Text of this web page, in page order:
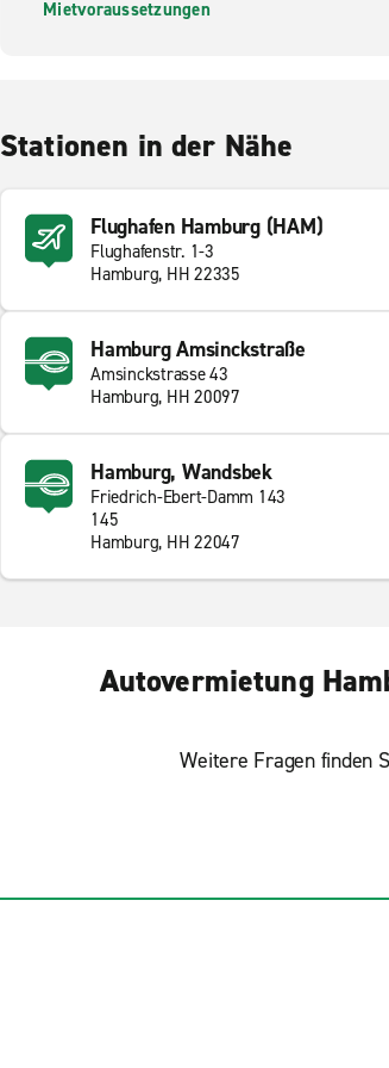
Mietvoraussetzungen
Stationen in der Nähe
Flughafen Hamburg (HAM)
Flughafenstr. 1-3
Hamburg, HH 22335
Hamburg Amsinckstraße
Amsinckstrasse 43
Hamburg, HH 20097
Hamburg, Wandsbek
Friedrich-Ebert-Damm 143
145
Hamburg, HH 22047
Autovermietung
Weitere Fragen finden